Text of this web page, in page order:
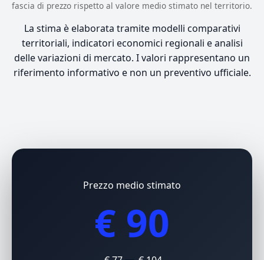
fascia di prezzo rispetto al valore medio stimato nel territorio.
La stima è elaborata tramite modelli comparativi
territoriali, indicatori economici regionali e analisi
delle variazioni di mercato. I valori rappresentano un
riferimento informativo e non un preventivo ufficiale.
Prezzo medio stimato
€ 90